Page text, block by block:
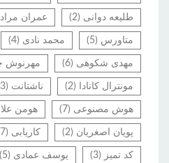
طلیعه دوانی(2) عمران
متاورس(5) محمد نادی(4)
مهدی شکوهی(6) مهرنوش
مونترال کانادا(2) ناشتانت(3)
هوش مصنوعی(7) هومن
پویان اصغریان(2) کاریابی(7)
کد تمیز(3) یوسف عمادی(5)